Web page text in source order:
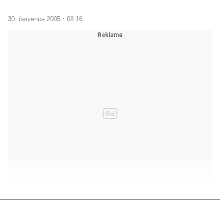
30. července 2005 · 08:16